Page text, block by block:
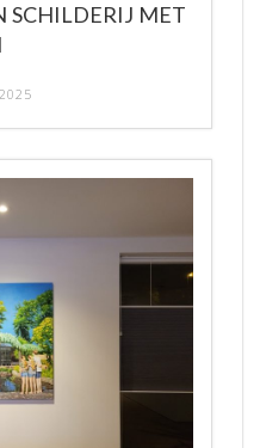
SCHILDERIJ MET